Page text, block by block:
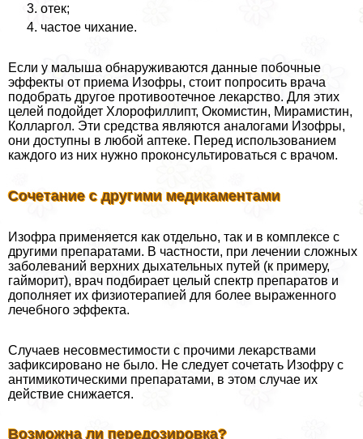
отек;
частое чихание.
Если у малыша обнаруживаются данные побочные
эффекты от приема Изофры, стоит попросить врача
подобрать другое противоотечное лекарство. Для этих
целей подойдет Хлорофиллипт, Окомистин, Мирамистин,
Колларгол. Эти средства являются аналогами Изофры,
они доступны в любой аптеке. Перед использованием
каждого из них нужно проконсультироваться с врачом.
Сочетание с другими медикаментами
Изофра применяется как отдельно, так и в комплексе с
другими препаратами. В частности, при лечении сложных
заболеваний верхних дыхательных путей (к примеру,
гайморит), врач подбирает целый спектр препаратов и
дополняет их физиотерапией для более выраженного
лечебного эффекта.
Случаев несовместимости с прочими лекарствами
зафиксировано не было. Не следует сочетать Изофру с
антимикотическими препаратами, в этом случае их
действие снижается.
Возможна ли передозировка?